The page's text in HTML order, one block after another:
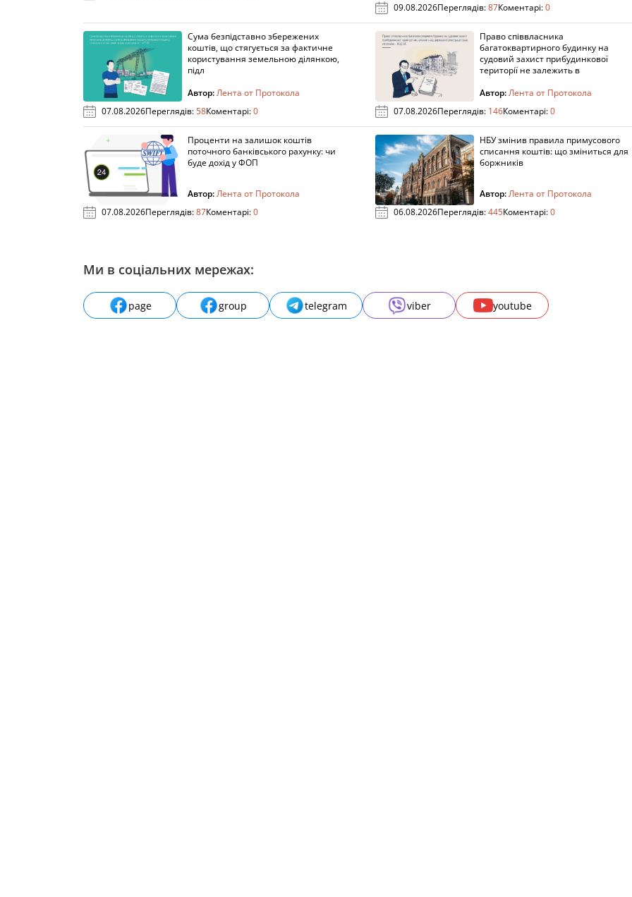
09.08.2026Переглядів:87Коментарі:0
Сума безпідставно збережених
коштів, що стягується за фактичне
користування земельною ділянкою,
підл
Автор:Лента от Протокола
07.08.2026Переглядів:58Коментарі:0
Право співвласника
багатоквартирного будинку на
судовий захист прибудинкової
території не залежить в
Автор:Лента от Протокола
07.08.2026Переглядів: 146Коментарі:0
Проценти на залишок коштів
поточного банківського рахунку: чи
буде дохід у ФОП
Автор:Лента от Протокола
07.08.2026Переглядів:87Коментарі:0
НБУ змінив правила примусового
списання коштів: що зміниться для
боржників
Автор:Лента от Протокола
06.08.2026Переглядів:445Коментарі:0
Ми в соціальних мережах:
page group telegram viber youtube